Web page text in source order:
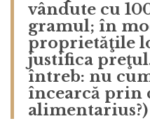
vândute cu
gramul; în
proprietăţile
justifica
întreb: nu
încearcă prin
alimentarius?)